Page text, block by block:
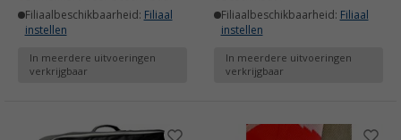
Filiaalbeschikbaarheid: Filiaal
instellen
In meerdere uitvoeringen
verkrijgbaar
Filiaalbeschikbaarheid: Filiaal
instellen
In meerdere uitvoeringen
verkrijgbaar